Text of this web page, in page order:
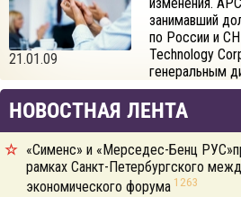
21.01.09
занимавший
по России и
Technology
генеральным
Enterprise Communications. В компании
директор по продажам – Александр
НОВОСТНАЯ ЛЕНТА
«Сименс» и «Мерседес-Бенц
рамках Санкт-Петербургского
экономического форума 1263